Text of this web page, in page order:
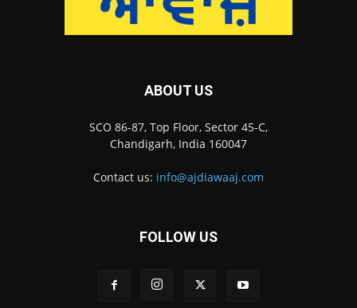
ABOUT US
SCO 86-87, Top Floor, Sector 45-C,
Chandigarh, India 160047
Contact us: info@ajdiawaaj.com
FOLLOW US